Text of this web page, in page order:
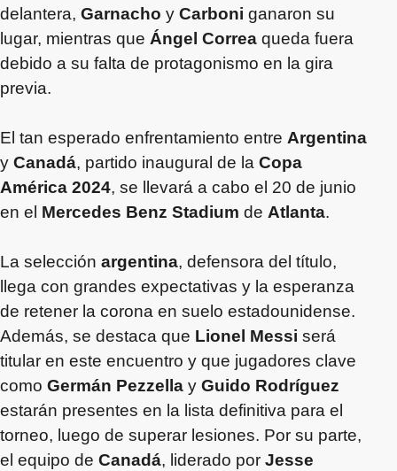
delantera, Garnacho y Carboni ganaron su
lugar, mientras que Ángel Correa queda fuera
debido a su falta de protagonismo en la gira
previa.
El tan esperado enfrentamiento entre Argentina
y Canadá, partido inaugural de la Copa
América 2024, se llevará a cabo el 20 de junio
en el Mercedes Benz Stadium de Atlanta.
La selección argentina, defensora del título,
llega con grandes expectativas y la esperanza
de retener la corona en suelo estadounidense.
Además, se destaca que Lionel Messi será
titular en este encuentro y que jugadores clave
como Germán Pezzella y Guido Rodríguez
estarán presentes en la lista definitiva para el
torneo, luego de superar lesiones. Por su parte,
el equipo de Canadá, liderado por Jesse